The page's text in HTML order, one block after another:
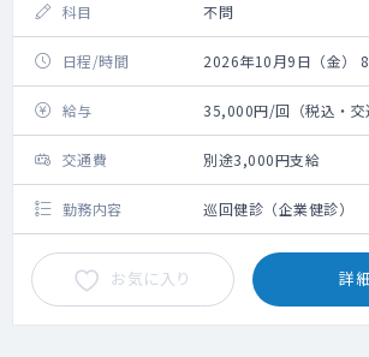
科目 不問
日程/時間 2026年10月9日（金）
給与 35,000円/回（税込・交
交通費 別途3,000円支給
勤務内容 巡回健診（企業健診）
お気に入り 詳